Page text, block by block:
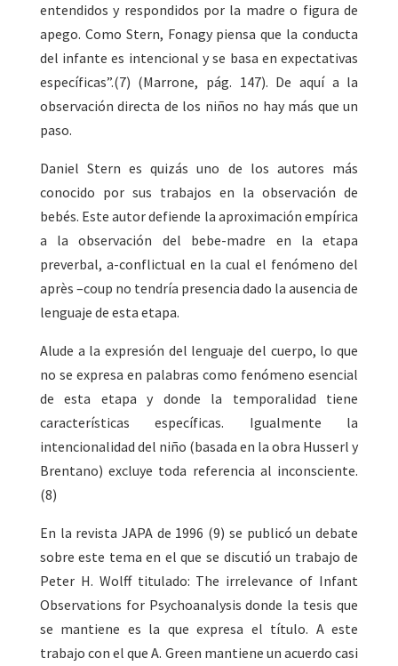
entendidos y respondidos por la madre o figura de
apego. Como Stern, Fonagy piensa que la conducta
del infante es intencional y se basa en expectativas
específicas”.(7) (Marrone, pág. 147). De aquí a la
observación directa de los niños no hay más que un
paso.
Daniel Stern es quizás uno de los autores más
conocido por sus trabajos en la observación de
bebés. Este autor defiende la aproximación empírica
a la observación del bebe-madre en la etapa
preverbal, a-conflictual en la cual el fenómeno del
après –coup no tendría presencia dado la ausencia de
lenguaje de esta etapa.
Alude a la expresión del lenguaje del cuerpo, lo que
no se expresa en palabras como fenómeno esencial
de esta etapa y donde la temporalidad tiene
características específicas. Igualmente la
intencionalidad del niño (basada en la obra Husserl y
Brentano) excluye toda referencia al inconsciente.
(8)
En la revista JAPA de 1996 (9) se publicó un debate
sobre este tema en el que se discutió un trabajo de
Peter H. Wolff titulado: The irrelevance of Infant
Observations for Psychoanalysis donde la tesis que
se mantiene es la que expresa el título. A este
trabajo con el que A. Green mantiene un acuerdo casi